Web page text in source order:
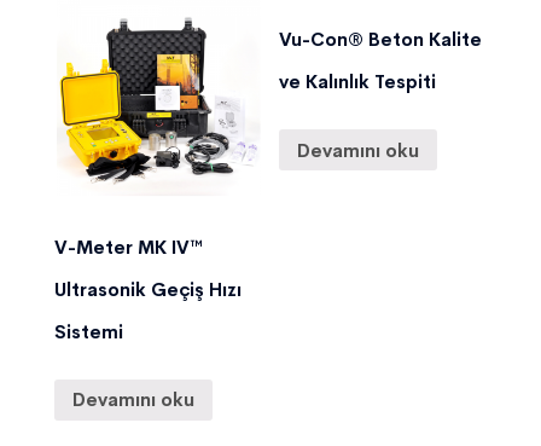
V-Meter MK IV™
Ultrasonik Geçiş Hızı
Sistemi
Devamını oku
Vu-Con® Beton Kalite
ve Kalınlık Tespiti
Devamını oku